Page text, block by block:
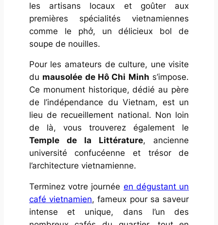
les artisans locaux et goûter aux
premières spécialités vietnamiennes
comme le phở, un délicieux bol de
soupe de nouilles.
Pour les amateurs de culture, une visite
du mausolée de Hô Chi Minh s’impose.
Ce monument historique, dédié au père
de l’indépendance du Vietnam, est un
lieu de recueillement national. Non loin
de là, vous trouverez également le
Temple de la Littérature, ancienne
université confucéenne et trésor de
l’architecture vietnamienne.
Terminez votre journée en dégustant un
café vietnamien, fameux pour sa saveur
intense et unique, dans l’un des